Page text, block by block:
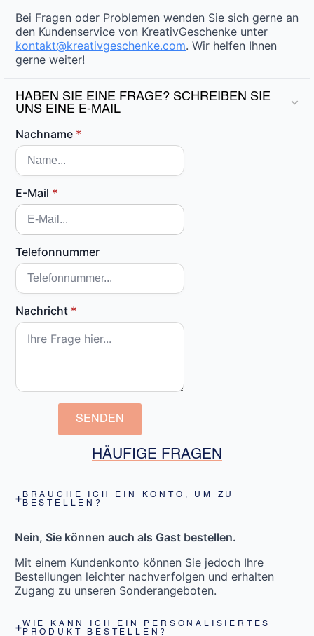
Bei Fragen oder Problemen wenden Sie sich gerne an
den Kundenservice von KreativGeschenke unter
kontakt@kreativgeschenke.com. Wir helfen Ihnen
gerne weiter!
HABEN SIE EINE FRAGE? SCHREIBEN SIE
UNS EINE E-MAIL
Nachname *
E-Mail *
Telefonnummer
Nachricht *
SENDEN
HÄUFIGE FRAGEN
BRAUCHE ICH EIN KONTO, UM ZU
BESTELLEN?
Nein, Sie können auch als Gast bestellen.
Mit einem Kundenkonto können Sie jedoch Ihre
Bestellungen leichter nachverfolgen und erhalten
Zugang zu unseren Sonderangeboten.
WIE KANN ICH EIN PERSONALISIERTES
PRODUKT BESTELLEN?